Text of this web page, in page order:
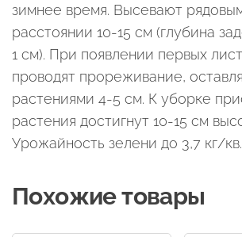
зимнее время. Высевают
расстоянии 10-15 см (глубина
1 см). При появлении первых
проводят прореживание,
растениями 4-5 см. К уборке
растения достигнут 10-15 см
Урожайность зелени до 3,7 кг/
Похожие товары